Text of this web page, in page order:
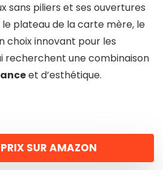
sans piliers et ses ouvertures
plateau de la carte mère, le
choix innovant pour les
recherchent une combinaison
et d’esthétique.
SUR AMAZON